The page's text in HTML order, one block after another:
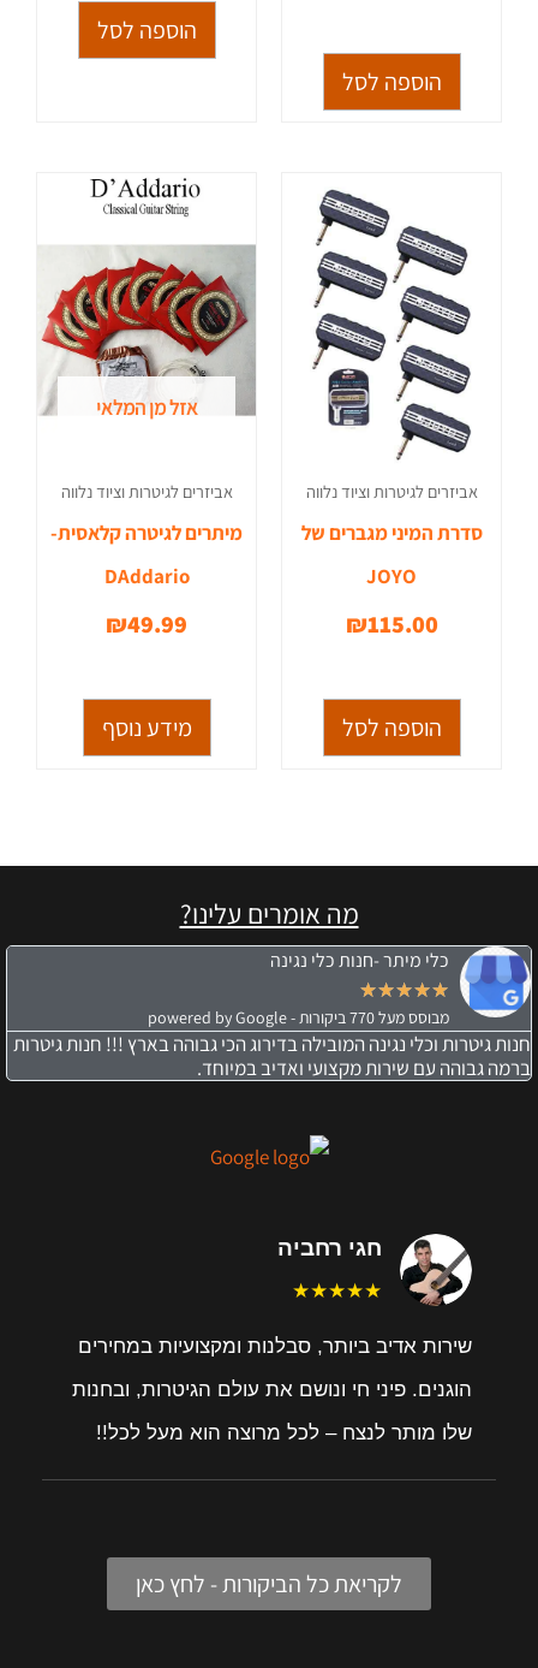
הוספה לסל
הוספה לסל
אביזרים לגיטרות וציוד נלווה
סדרת המיני מגברים של
JOYO
₪115.00
הוספה לסל
אזל מן המלאי
אביזרים לגיטרות וציוד נלווה
מיתרים לגיטרה קלאסית-
DAddario
₪49.99
מידע נוסף
מה אומרים עלינו?
כלי מיתר -חנות כלי נגינה
★
★
★
★
★
מבוסס מעל 770 ביקורות - powered by Google
חנות גיטרות וכלי נגינה המובילה בדירוג הכי גבוהה בארץ !!! חנות גיטרות
ברמה גבוהה עם שירות מקצועי ואדיב במיוחד.
חגי רחביה
★★★★★
שירות אדיב ביותר, סבלנות ומקצועיות במחירים
הוגנים. פיני חי ונושם את עולם הגיטרות, ובחנות
שלו מותר לנצח – לכל מרוצה הוא מעל לכל!!
לקריאת כל הביקורות - לחץ כאן